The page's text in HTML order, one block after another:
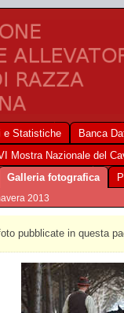
e Statistiche
Banca
Mostra Nazionale del
Galleria fotografica
2013
pubblicate in questa